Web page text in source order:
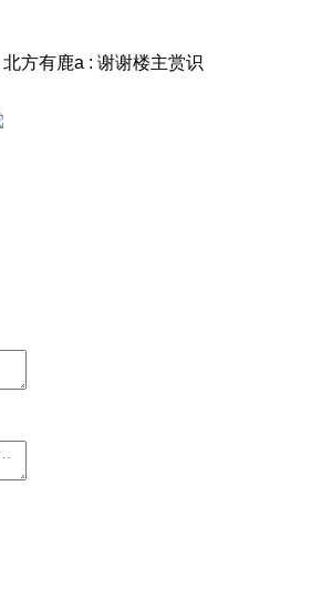
北方有鹿a : 谢谢楼主赏识